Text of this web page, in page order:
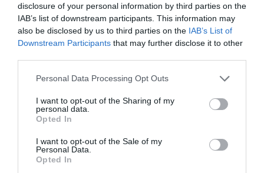
disclosure of your personal information by third parties on the
IAB’s list of downstream participants. This information may
also be disclosed by us to third parties on the IAB’s List of
Downstream Participants that may further disclose it to other
Personal Data Processing Opt Outs
I want to opt-out of the Sharing of my
personal data.
Opted In
I want to opt-out of the Sale of my
Personal Data.
Opted In
Uma publicação partilhada por David Passos (@97bricks)
Pub